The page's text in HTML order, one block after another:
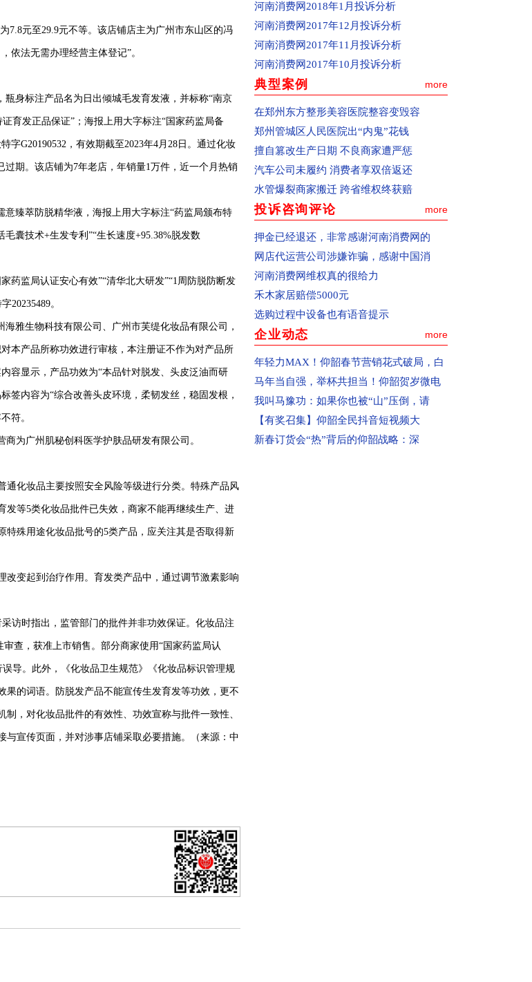
元至29.9元不等。该店铺店主为广州市东山区的冯
依法无需办理经营主体登记”。
身标注产品名为日出倾城毛发育发液，并标称“南京
育发正品保证”；海报上用大字标注“国家药监局备
G20190532，有效期截至2023年4月28日。通过化妆
期。该店铺为7年老店，年销量1万件，近一个月热销
臻萃防脱精华液，海报上用大字标注“药监局颁布特
毛囊技术+生发专利”“生长速度+95.38%脱发数
监局认证安心有效”“清华北大研发”“1周防脱防断发
20235489。
雅生物科技有限公司、广州市芙缇化妆品有限公司，
本产品所称功效进行审核，本注册证不作为对产品所
容显示，产品功效为“本品针对脱发、头皮泛油而研
签内容为“综合改善头皮环境，柔韧发丝，稳固发根，
符。
为广州肌秘创科医学护肤品研发有限公司。
化妆品主要按照安全风险等级进行分类。特殊产品风
发等5类化妆品批件已失效，商家不能再继续生产、进
特殊用途化妆品批号的5类产品，应关注其是否取得新
变起到治疗作用。育发类产品中，通过调节激素影响
时指出，监管部门的批件并非功效保证。化妆品注
查，获准上市销售。部分商家使用“国家药监局认
导。此外，《化妆品卫生规范》《化妆品标识管理规
的词语。防脱发产品不能宣传生发育发等功效，更不
，对化妆品批件的有效性、功效宣称与批件一致性、
宣传页面，并对涉事店铺采取必要措施。（来源：中
理情况，或者便于中国消费者报记者开展
新闻调查。
三、如何查看投诉处理结果
1、进入“处理动态”按钮。
2、向本网在线咨询或者邮件咨询，邮箱地
址：zxbhn315@126.com
一、如何投诉
(1)通过pc终端(电脑)和移动终端(手机)都可
以向河南消费网适时投诉。
(2)通过pc终端(电脑)投诉：确认您选择的
是中国消费者报主办的河南消费网
(www.hnxfw.org.cn)，点击进入公开和解频
道或网站首页右上角的“我要投诉”按钮，
进入投诉页面。
(3)通过移动终端(手机)投诉：请在手机百
度搜索上登陆河南消费网，点击进入公开
和解频道或网站首页右上角的“我要投
诉”按钮，进入投诉页面。
(4)仔细阅读“投诉必读”。
(5)填写投诉信息。个人资料、被投诉对象
资料、详细投诉内容及投诉请求等，请完
整填写(如确实无法填写的内容，可用任意
字母代替)。内容必须客观真实，不得捏造
河南消费网2018年1月投诉分析
河南消费网2017年12月投诉分析
河南消费网2017年11月投诉分析
河南消费网2017年10月投诉分析
典型案例 more
在郑州东方整形美容医院整容变毁容
郑州管城区人民医院出“内鬼”花钱
擅自篡改生产日期 不良商家遭严惩
汽车公司未履约 消费者享双倍返还
水管爆裂商家搬迁 跨省维权终获赔
投诉咨询评论 more
押金已经退还，非常感谢河南消费网的
网店代运营公司涉嫌诈骗，感谢中国消
河南消费网维权真的很给力
禾木家居赔偿5000元
选购过程中设备也有语音提示
企业动态 more
年轻力MAX！仰韶春节营销花式破局，白
马年当自强，举杯共担当！仰韶贺岁微电
我叫马豫功：如果你也被“山”压倒，请
【有奖召集】仰韶全民抖音短视频大
新春订货会“热”背后的仰韶战略：深